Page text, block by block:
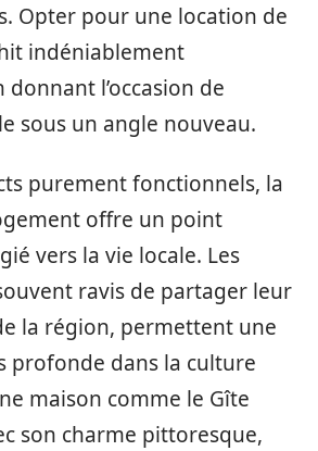
Opter pour une location de
indéniablement
donnant l’occasion de
sous un angle nouveau.
purement fonctionnels, la
offre un point
vers la vie locale. Les
ravis de partager leur
la région, permettent une
profonde dans la culture
maison comme le Gîte
son charme pittoresque,